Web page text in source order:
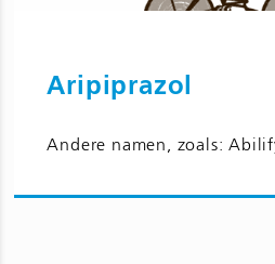
Aripiprazol
Andere namen, zoals:
Ga naar Aripiprazol